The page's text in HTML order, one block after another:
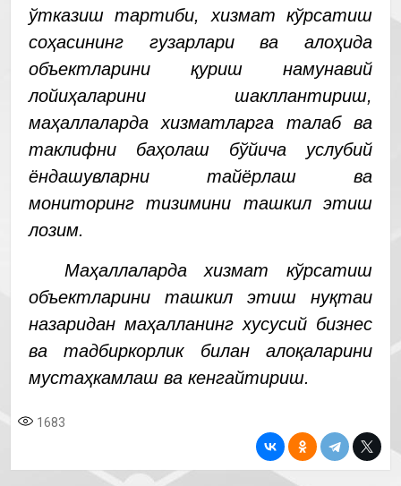
ўтказиш тартиби, хизмат кўрсатиш
соҳасининг гузарлари ва алоҳида
объектларини қуриш намунавий
лойиҳаларини шакллантириш,
маҳаллаларда хизматларга талаб ва
таклифни баҳолаш бўйича услубий
ёндашувларни тайёрлаш ва
мониторинг тизимини ташкил этиш
лозим.
Маҳаллаларда хизмат кўрсатиш
объектларини ташкил этиш нуқтаи
назаридан маҳалланинг хусусий бизнес
ва тадбиркорлик билан алоқаларини
мустаҳкамлаш ва кенгайтириш.
1683